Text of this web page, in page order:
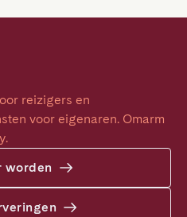
reizigers en
voor eigenaren. Omarm
worden